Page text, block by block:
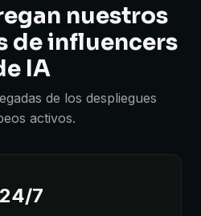
nuestros
de influencers
IA
de los despliegues
activos.
24/7